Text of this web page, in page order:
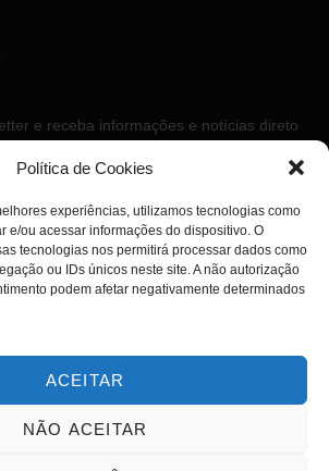
Política de Cookies
experiências, utilizamos tecnologias como
e/ou acessar informações do dispositivo. O
tecnologias nos permitirá processar dados como
ou IDs únicos neste site. A não autorização
podem afetar negativamente determinados
ACEITAR
NÃO ACEITAR
e receba informações e notícias direto
Diário PcD. Todos os direitos reservados.